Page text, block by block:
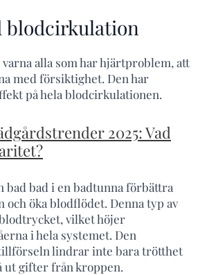
blodcirkulation
alla som har hjärtproblem, att
med försiktighet. Den har
på hela blodcirkulationen.
2025: Vad
bad bad i en badtunna förbättra
öka blodflödet. Denna typ av
vilket höjer
i hela systemet. Den
lindrar inte bara trötthet
ut gifter från kroppen.